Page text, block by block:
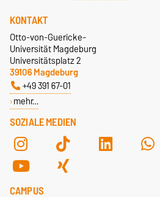
SOZIALE MEDIEN
KONTAKT
Otto-von-Guericke-
Universität Magdeburg
Universitätsplatz 2
39106 Magdeburg
+49 391 67-01
mehr…
CAMPUS